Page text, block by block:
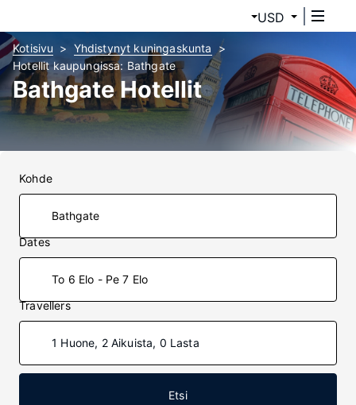
USD
Kotisivu
Yhdistynyt kuningaskunta
Hotellit kaupungissa: Bathgate
Bathgate Hotellit
Kohde
Dates
To 6 Elo - Pe 7 Elo
Travellers
1 Huone, 2 Aikuista, 0 Lasta
Etsi